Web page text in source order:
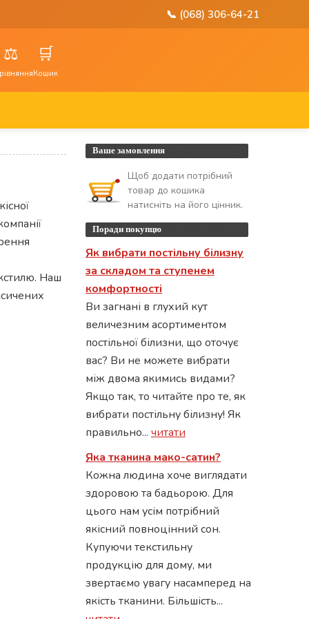
📞 (068) 306-64-21
⚖️ 🛒
Кошик
Наш
Ваше замовлення
Щоб додати потрібний
товар до кошика
натисніть на його цінник.
Поради покупцю
Як вибрати постільну білизну
за складом та ступенем
комфортності
Ви загнані в глухий кут
величезним асортиментом
постільної білизни, що оточує
вас? Ви не можете вибрати
між двома якимись видами?
Якщо так, то читайте про те, як
вибрати постільну білизну! Як
правильно... читати
Яка тканина мако-сатин?
Кожна людина хоче виглядати
здоровою та бадьорою. Для
цього нам усім потрібний
якісний повноцінний сон.
Купуючи текстильну
продукцію для дому, ми
звертаємо увагу насамперед на
якість тканини. Більшість...